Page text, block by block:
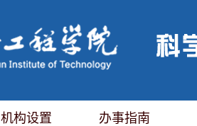
机构设置 办事指南